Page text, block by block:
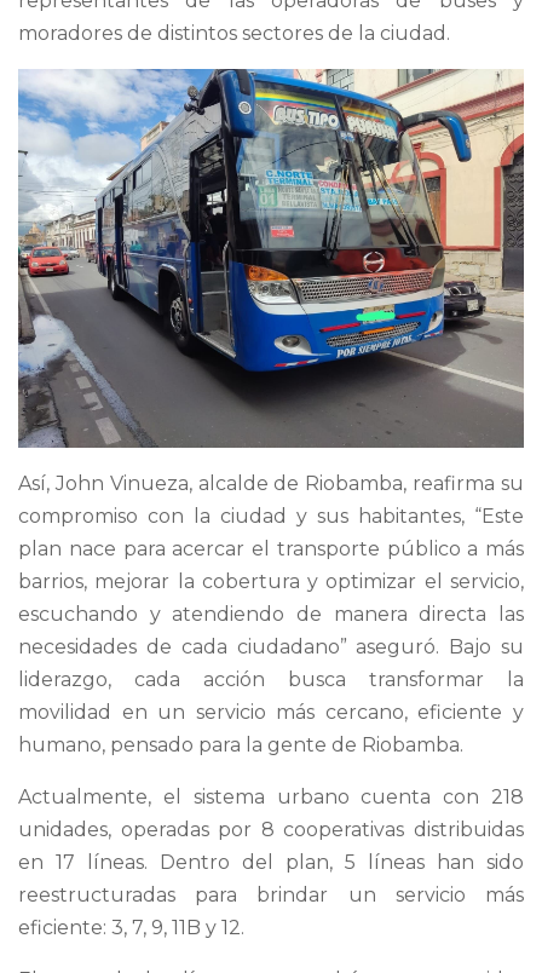
moradores de distintos sectores de la ciudad.
Así, John Vinueza, alcalde de Riobamba, reafirma su
compromiso con la ciudad y sus habitantes, “Este
plan nace para acercar el transporte público a más
barrios, mejorar la cobertura y optimizar el servicio,
escuchando y atendiendo de manera directa las
necesidades de cada ciudadano” aseguró. Bajo su
liderazgo, cada acción busca transformar la
movilidad en un servicio más cercano, eficiente y
humano, pensado para la gente de Riobamba.
Actualmente, el sistema urbano cuenta con 218
unidades, operadas por 8 cooperativas distribuidas
en 17 líneas. Dentro del plan, 5 líneas han sido
reestructuradas para brindar un servicio más
eficiente: 3, 7, 9, 11B y 12.